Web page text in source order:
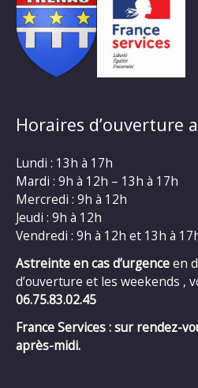
Horaires d’ouverture
Lundi : 13h à 17h
Mardi : 9h à 12h – 13h à 17h
Mercredi : 9h à 12h
Jeudi : 9h à 12h
Vendredi : 9h à 12h et 13h à
Astreinte en cas d’urgenceen
d’ouverture et les weekends ,
06.75.83.02.45
France Services : sur rendez-
après-midi.